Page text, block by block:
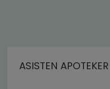
ASISTEN APOTEKER